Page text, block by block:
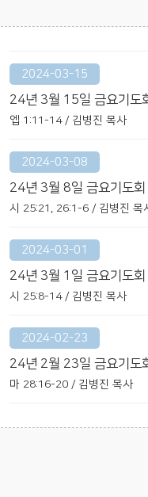
2024-03-15
24년 3월 15일 금요기도
엡 1:11-14 / 김병진 목사
2024-03-08
24년 3월 8일 금요기도회
시 25:21, 26:1-6 / 김병진 목
2024-03-01
24년 3월 1일 금요기도회
시 25:8-14 / 김병진 목사
2024-02-23
24년 2월 23일 금요기도
마 28:16-20 / 김병진 목사